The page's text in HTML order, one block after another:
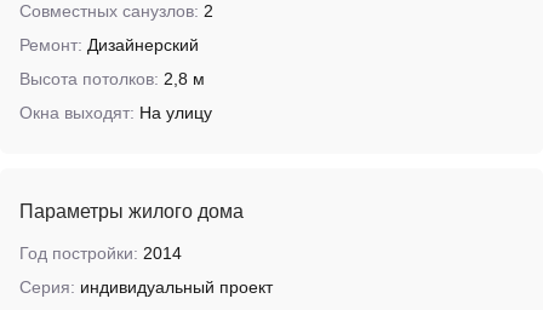
Совместных санузлов: 2
Ремонт: Дизайнерский
Высота потолков: 2,8 м
Окна выходят: На улицу
Параметры жилого дома
Год постройки: 2014
Серия: индивидуальный проект